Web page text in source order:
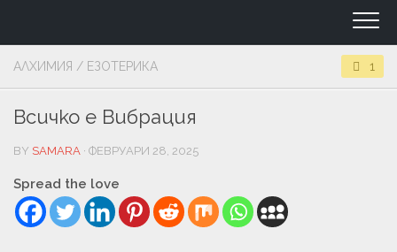
АЛХИМИЯ / ЕЗОТЕРИКА 1
Всичко е Вибрация
BY SAMARA · ФЕВРУАРИ 28, 2025
Spread the love